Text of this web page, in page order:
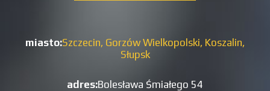
miasto:Szczecin, Gorzów Wielkopolski, Koszalin,
Słupsk
adres:Bolesława Śmiałego 54